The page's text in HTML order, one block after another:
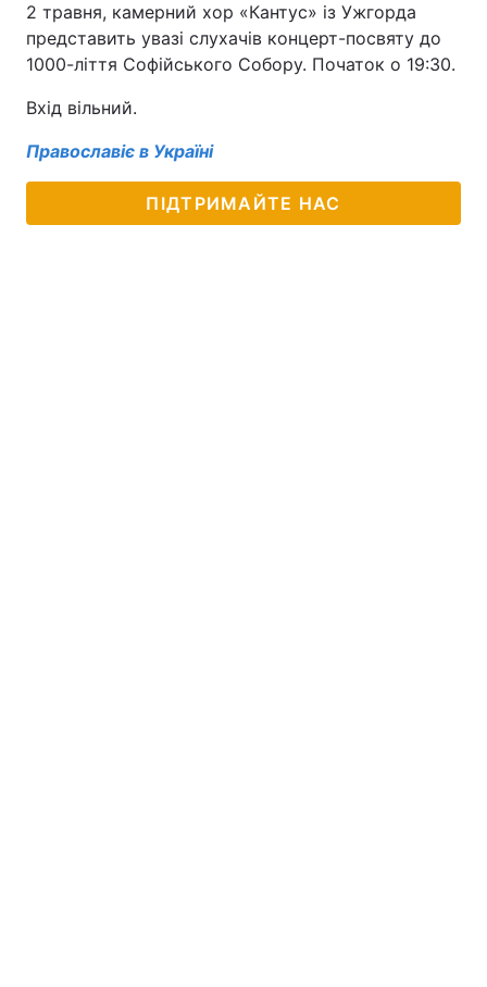
2 травня, камерний хор «Кантус» із Ужгорда
представить увазі слухачів концерт-посвяту до
1000-ліття Софійського Собору. Початок о 19:30.
Вхід вільний.
Православіє в Україні
ПІДТРИМАЙТЕ НАС